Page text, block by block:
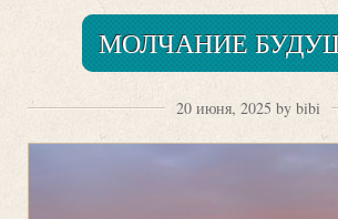
МОЛЧАНИЕ
20 июня, 2025 by bibi